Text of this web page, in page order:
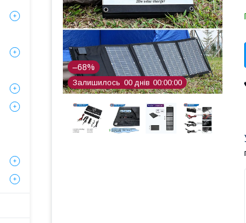
–68%
Залишилось 00 днів 00 00 00